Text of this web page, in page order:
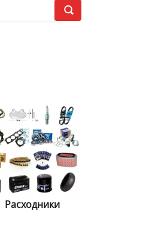
Расходники